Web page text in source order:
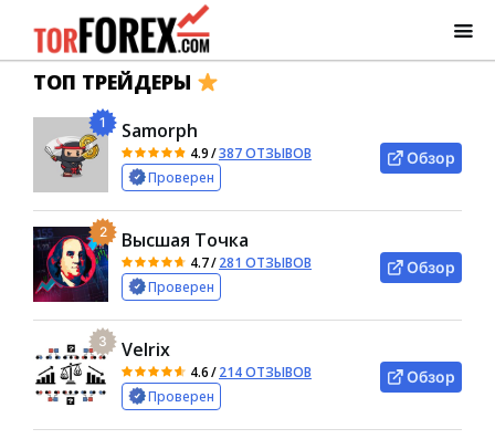
ТОП ТРЕЙДЕРЫ
1 Samorph
4.9/387 ОТЗЫВОВ
Проверен
Обзор
2 Высшая Точка
4.7/281 ОТЗЫВОВ
Проверен
Обзор
3 Velrix
4.6/214 ОТЗЫВОВ
Проверен
Обзор